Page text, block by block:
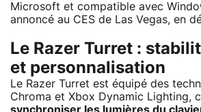
Microsoft et compatible avec
annoncé au CES de Las Vegas, en
Le Razer Turret :
et personnalisation
Le Razer Turret est équipé des
Chroma et Xbox Dynamic Lighting,
synchroniser les lumières du